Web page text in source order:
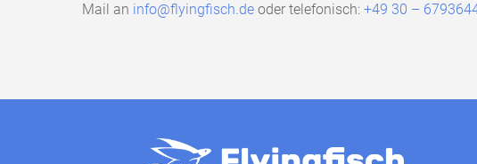
Mail an info@flyingfisch.de oder telefonisch: +49 30 –